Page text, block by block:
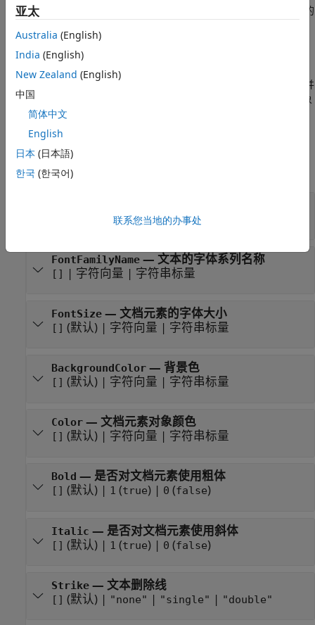
textObj 创建一个包含指定文本的
示例
还指定样式并
将
对象
的文档模板中的样式表中定义样式。
属性
全部展开
字符向量|字符串标量
FontFamilyName— 文本的字体系列名称
[] | 字符向量 | 字符串标量
FontSize— 文档元素的字体大小
[] (默认) | 字符向量 | 字符串标量
BackgroundColor— 背景色
[] (默认) | 字符向量 | 字符串标量
Color— 文档元素对象颜色
[] (默认) | 字符向量 | 字符串标量
Bold — 是否对文档元素使用粗体
[] (默认) | 1 (true)| 0 (false)
Italic — 是否对文档元素使用斜体
[] (默认) | 1 (true)| 0 (false)
Strike— 文本删除线
[] (默认) | "none" | "single" | "double"
亚太
Australia (English)
India (English)
New Zealand (English)
中国
简体中文
English
日本 (日本語)
한국 (한국어)
联系您当地的办事处